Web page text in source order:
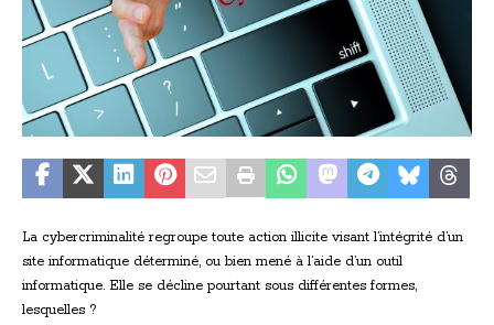
La cybercriminalité regroupe toute action illicite visant l’intégrité d’un
site informatique déterminé, ou bien mené à l’aide d’un outil
informatique. Elle se décline pourtant sous différentes formes,
lesquelles ?